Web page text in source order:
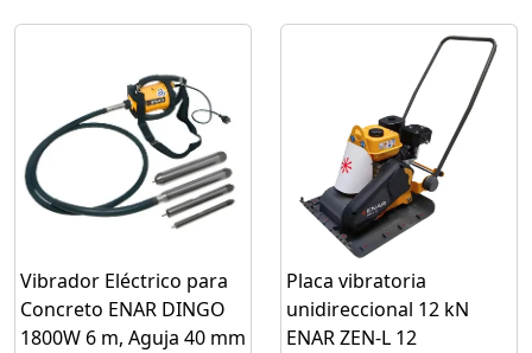
Vibrador Eléctrico para
Concreto ENAR DINGO
1800W 6 m, Aguja 40 mm
Placa vibratoria
unidireccional 12 kN
ENAR ZEN‑L 12